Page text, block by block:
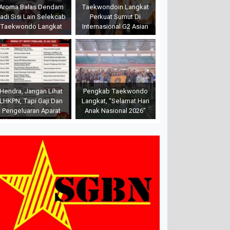
Balas Dendam
Sisi Lain Selekcab
Taekwondo Langkat
Taekwondoin Langkat
Perkuat Sumut Di
Internasional G2 Asian
Hendra, Jangan Lihat
LHKPN, Tapi Gaji Dan
Pengeluaran Aparat
Pengkab Taekwondo
Langkat, “Selamat Hari
Anak Nasional 2026”